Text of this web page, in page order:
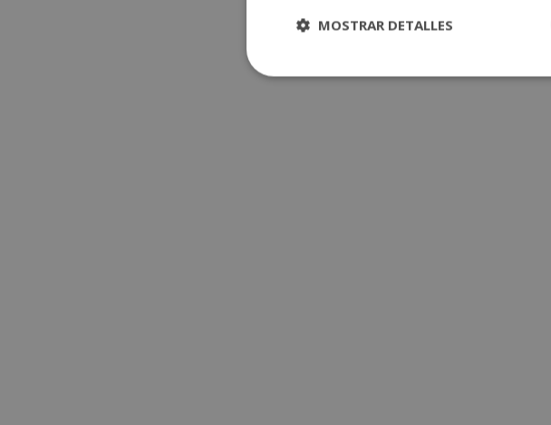
MOSTRAR DETALLES